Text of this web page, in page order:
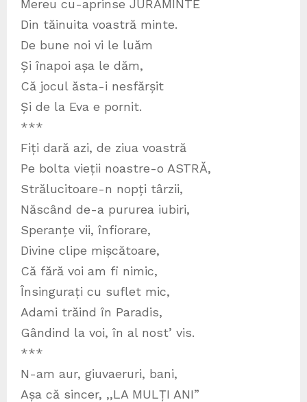
Mereu cu-aprinse JURĂMINTE
Din tăinuita voastră minte.
De bune noi vi le luăm
Și înapoi așa le dăm,
Că jocul ăsta-i nesfărșit
Și de la Eva e pornit.
***
Fiți dară azi, de ziua voastră
Pe bolta vieții noastre-o ASTRĂ,
Strălucitoare-n nopți târzii,
Născând de-a pururea iubiri,
Speranțe vii, înfiorare,
Divine clipe mișcătoare,
Că fără voi am fi nimic,
Însingurați cu suflet mic,
Adami trăind în Paradis,
Gândind la voi, în al nost’ vis.
***
N-am aur, giuvaeruri, bani,
Așa că sincer, ,,LA MULȚI ANI”